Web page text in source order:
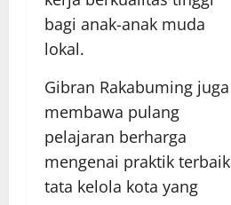
bagi anak-anak muda
lokal.
Gibran Rakabuming juga
membawa pulang
pelajaran berharga
mengenai praktik terbaik
tata kelola kota yang